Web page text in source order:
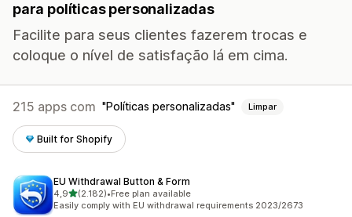
para políticas personalizadas
Facilite para seus clientes fazerem trocas e
coloque o nível de satisfação lá em cima.
215 apps com Políticas personalizadas Limpar
Built for Shopify
EU Withdrawal Button & Form
4,9de 5 estrelas
(2.182)
2182 avaliações ao todo
•Free plan available
Easily comply with EU withdrawal requirements 2023/2673